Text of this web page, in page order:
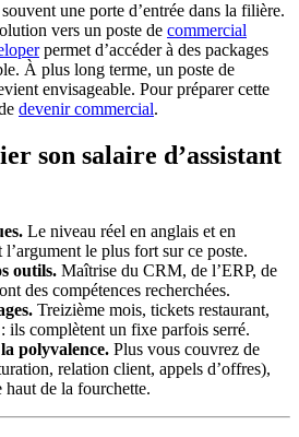
une porte d’entrée dans la filière.
vers un poste de commercial
permet d’accéder à des packages
À plus long terme, un poste de
envisageable. Pour préparer cette
devenir commercial.
son salaire d’assistant
Le niveau réel en anglais et en
l’argument le plus fort sur ce poste.
outils. Maîtrise du CRM, de l’ERP, de
des compétences recherchées.
Treizième mois, tickets restaurant,
ils complètent un fixe parfois serré.
polyvalence. Plus vous couvrez de
relation client, appels d’offres),
de la fourchette.